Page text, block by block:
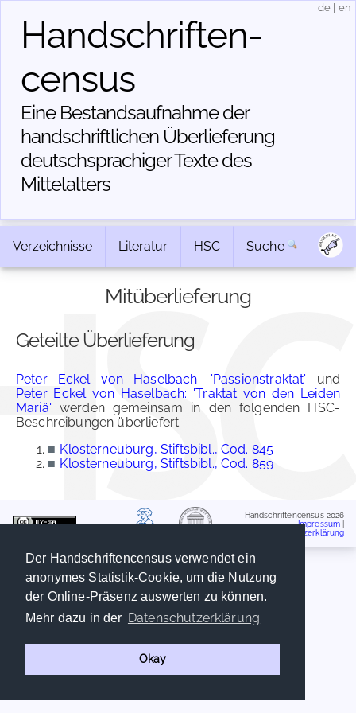
Der Handschriftencensus verwendet ein
anonymes Statistik-Cookie, um die Nutzung
der Online-Präsenz auswerten zu können.
Mehr dazu in der Datenschutzerklärung
Okay
Handschriften­
census
Eine Bestandsaufnahme der
handschriftlichen Über­lieferung
deutschsprachiger Texte des
Mittelalters
de en
Verzeichnisse Literatur HSC Suche
Mitüberlieferung
Geteilte Überlieferung
Peter Eckel von Haselbach: 'Passionstraktat' und
Peter Eckel von Haselbach: 'Traktat von den Leiden
Mariä' werden gemeinsam in den folgenden HSC-
Beschreibungen überliefert:
■ Klosterneuburg, Stiftsbibl., Cod. 845
■ Klosterneuburg, Stiftsbibl., Cod. 859
Handschriftencensus 2026
Impressum
Datenschutzerklärung